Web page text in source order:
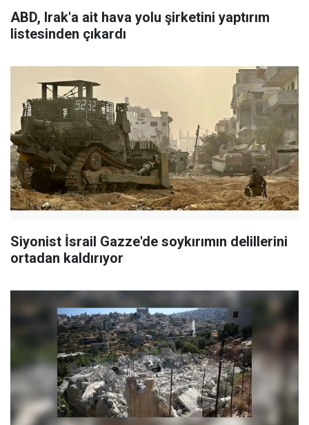
ABD, Irak'a ait hava yolu şirketini yaptırım
listesinden çıkardı
Siyonist İsrail Gazze'de soykırımın delillerini
ortadan kaldırıyor